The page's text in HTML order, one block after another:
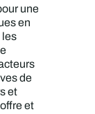
une
en
de
et
et